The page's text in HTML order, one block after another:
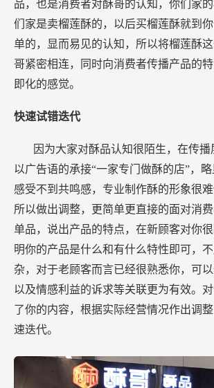
品，也是消费者对酥哥的认知，你们家
们家是卖榴莲酥的，以后买榴莲酥就到
单的，显而易见的认知，所以将榴莲酥
哥紧密相连，同时向消费者传播产品的
即化的感觉。
快速试错迭代
因为大家对酥品认知很陌生，在传
以广告语的承接“一家专门做酥的店”，
感受不到共鸣感，专业制作酥的形象很难
所以做出调整，更简单更直接的面对消
单品，说出产品的特点，在新顾客对你
明你的产品是什么和有什么特性即可，
杂，对于老顾客而言已经很熟悉你，可
以及情感利益的诉求等关联更为有效。
了你的内容，根据实际经营情况作出调
速迭代。